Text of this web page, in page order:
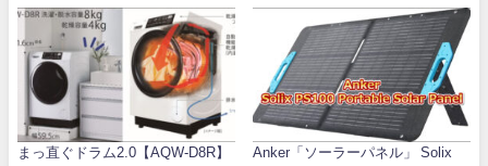
まっ直ぐドラム2.0【AQW-D8R】
Anker「ソーラーパネル」 Solix